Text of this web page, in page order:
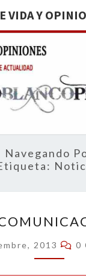
VIDA Y
Navegando
2013 0